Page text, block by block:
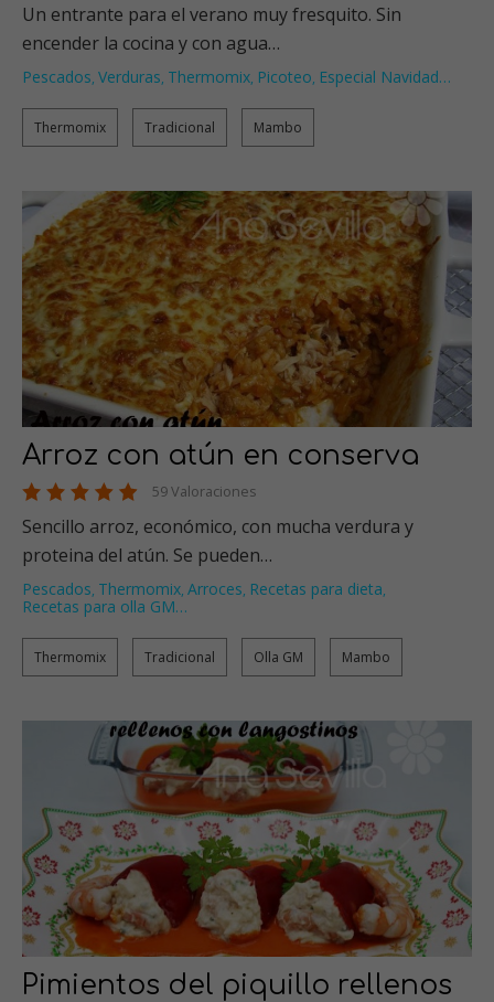
Un entrante para el verano muy fresquito. Sin
encender la cocina y con agua…
Pescados, Verduras, Thermomix, Picoteo, Especial Navidad…
Thermomix Tradicional Mambo
Arroz con atún en conserva
59 Valoraciones
Sencillo arroz, económico, con mucha verdura y
proteina del atún. Se pueden…
Pescados, Thermomix, Arroces, Recetas para dieta,
Recetas para olla GM…
Thermomix Tradicional Olla GM Mambo
Pimientos del piquillo rellenos